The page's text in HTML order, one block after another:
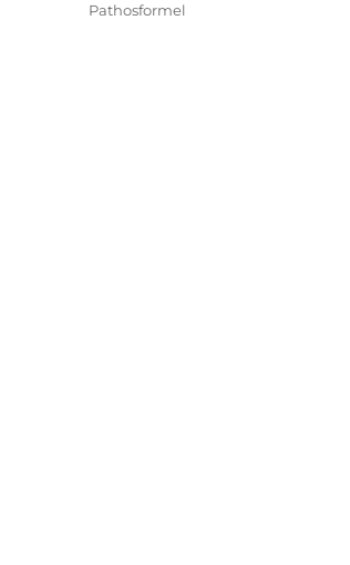
Pathosformel